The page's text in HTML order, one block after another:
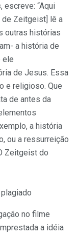
escreve: “Aqui
de Zeitgeist] lê a
outras histórias
a história de
ele
de Jesus. Essa
e religioso. Que
de antes da
a história
ou a ressurreição
Zeitgeist do
no filme
a idéia